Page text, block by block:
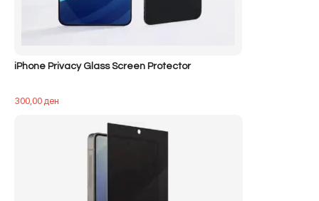
iPhone Privacy Glass Screen Protector
300,00ден